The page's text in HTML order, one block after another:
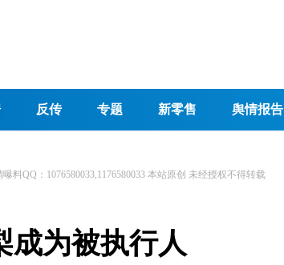
反传 专题 新零售 舆情报告
曝料QQ：1076580033,1176580033 本站原创 未经授权不得转载
成为被执行人